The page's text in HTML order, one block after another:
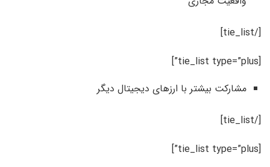
[/tie_list]
[tie_list type=”plus”]
مشارکت بیشتر با ارزهای دیجیتال دیگر
[/tie_list]
[tie_list type=”plus”]